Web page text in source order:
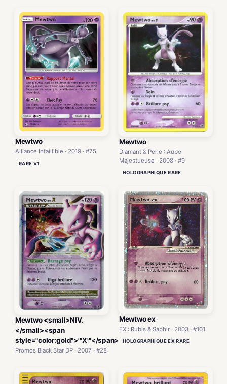
Mewtwo
Alliance Infaillible · 2019 · #75
RARE V1
Mewtwo
Diamant & Perle : Aube
Majestueuse · 2008 · #9
HOLOGRAPHIQUE RARE
Mewtwo <small>NIV.
</small><span
style="color:gold">'''X'''</span>
Promos Black Star DP · 2007 · #28
Mewtwo ex
EX : Rubis & Saphir · 2003 · #101
HOLOGRAPHIQUE EX RARE